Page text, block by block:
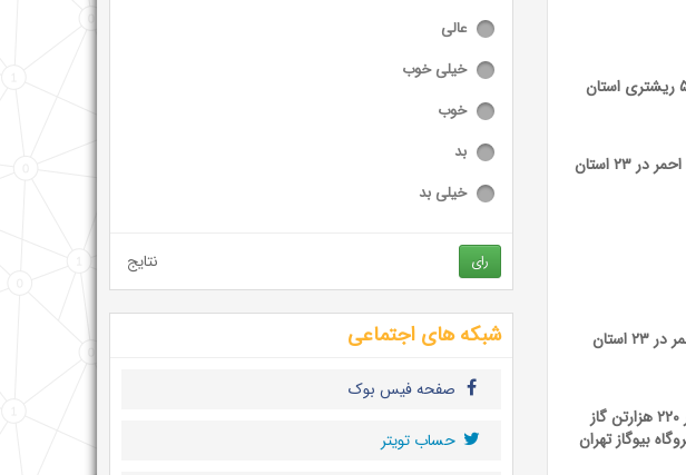
وقوع زمین لرزه‌ی ۵.۲ ریشتری استان
کمک رسانی هلال احمر در ۲۳ استان
عالی
خیلی خوب
خوب
بد
خیلی بد
رای نتایج
شبکه های اجتماعی
صفحه فیس بوک
حساب تويتر